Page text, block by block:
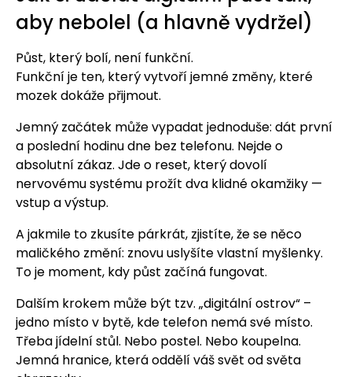
aby nebolel (a hlavně vydržel)
Půst, který bolí, není funkční.
Funkční je ten, který vytvoří jemné změny, které
mozek dokáže přijmout.
Jemný začátek může vypadat jednoduše: dát první
a poslední hodinu dne bez telefonu. Nejde o
absolutní zákaz. Jde o reset, který dovolí
nervovému systému prožít dva klidné okamžiky —
vstup a výstup.
A jakmile to zkusíte párkrát, zjistíte, že se něco
maličkého změní: znovu uslyšíte vlastní myšlenky.
To je moment, kdy půst začíná fungovat.
Dalším krokem může být tzv. „digitální ostrov“ –
jedno místo v bytě, kde telefon nemá své místo.
Třeba jídelní stůl. Nebo postel. Nebo koupelna.
Jemná hranice, která oddělí váš svět od světa